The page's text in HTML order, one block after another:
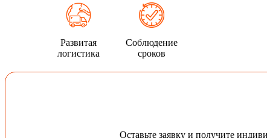
Развитая
логистика
Соблюдение
сроков
Оставьте заявку и получите